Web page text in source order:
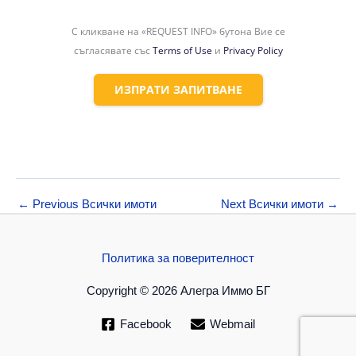
С кликване на «REQUEST INFO» бутона Вие се
съгласявате със Terms of Use и Privacy Policy
ИЗПРАТИ ЗАПИТВАНЕ
← Previous Всички имоти Next Всички имоти →
Политика за поверителност
Copyright © 2026 Алегра Иммо БГ
Facebook Webmail